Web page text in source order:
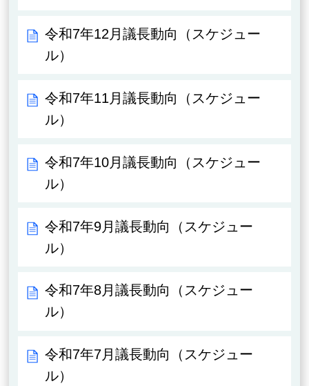
令和7年12月議長動向（スケジュー
ル）
令和7年11月議長動向（スケジュー
ル）
令和7年10月議長動向（スケジュー
ル）
令和7年9月議長動向（スケジュー
ル）
令和7年8月議長動向（スケジュー
ル）
令和7年7月議長動向（スケジュー
ル）